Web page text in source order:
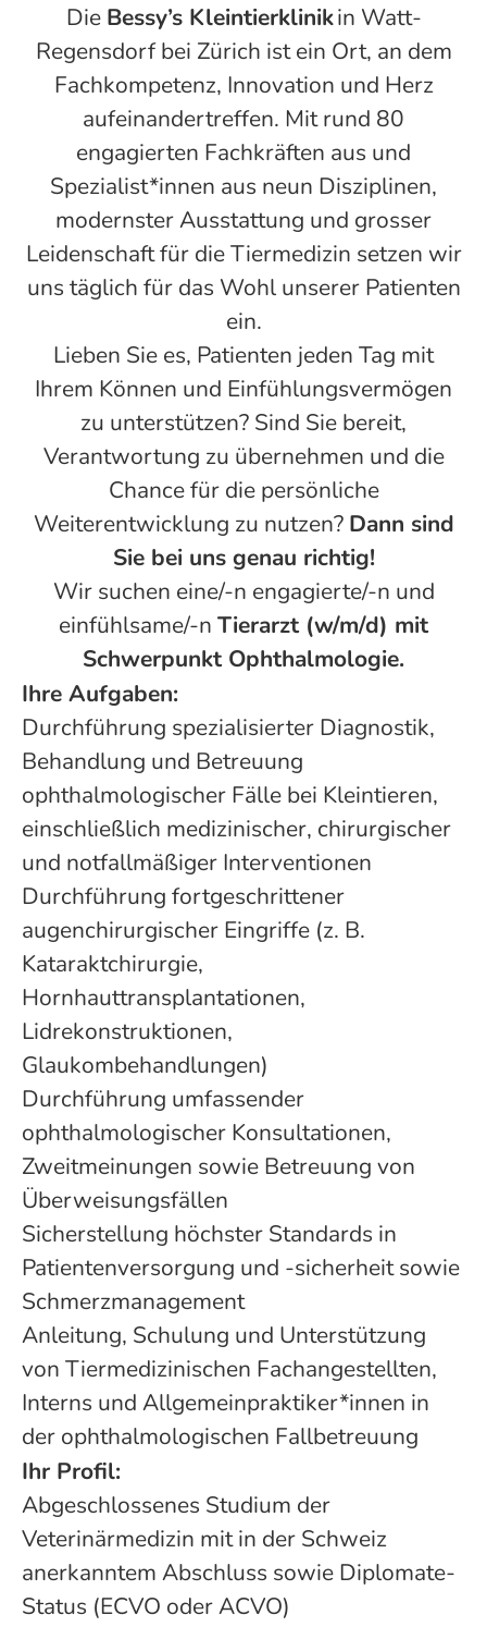
Die Bessy’s Kleintierklinikin Watt-
Regensdorf bei Zürich ist ein Ort, an dem
Fachkompetenz, Innovation und Herz
aufeinandertreffen. Mit rund 80
engagierten Fachkräften aus und
Spezialist*innen aus neun Disziplinen,
modernster Ausstattung und grosser
Leidenschaft für die Tiermedizin setzen wir
uns täglich für das Wohl unserer Patienten
ein.
Lieben Sie es, Patienten jeden Tag mit
Ihrem Können und Einfühlungsvermögen
zu unterstützen? Sind Sie bereit,
Verantwortung zu übernehmen und die
Chance für die persönliche
Weiterentwicklung zu nutzen? Dann sind
Sie bei uns genau richtig!
Wir suchen eine/-n engagierte/-n und
einfühlsame/-n Tierarzt (w/m/d) mit
Schwerpunkt Ophthalmologie.
Ihre Aufgaben:
Durchführung spezialisierter Diagnostik,
Behandlung und Betreuung
ophthalmologischer Fälle bei Kleintieren,
einschließlich medizinischer, chirurgischer
und notfallmäßiger Interventionen
Durchführung fortgeschrittener
augenchirurgischer Eingriffe (z. B.
Kataraktchirurgie,
Hornhauttransplantationen,
Lidrekonstruktionen,
Glaukombehandlungen)
Durchführung umfassender
ophthalmologischer Konsultationen,
Zweitmeinungen sowie Betreuung von
Überweisungsfällen
Sicherstellung höchster Standards in
Patientenversorgung und -sicherheit sowie
Schmerzmanagement
Anleitung, Schulung und Unterstützung
von Tiermedizinischen Fachangestellten,
Interns und Allgemeinpraktiker*innen in
der ophthalmologischen Fallbetreuung
Ihr Profil:
Abgeschlossenes Studium der
Veterinärmedizin mit in der Schweiz
anerkanntem Abschluss sowie Diplomate-
Status (ECVO oder ACVO)